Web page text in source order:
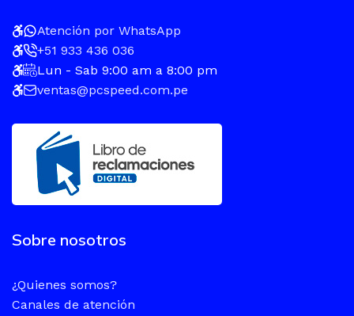
Atención por WhatsApp
+51 933 436 036
Lun - Sab 9:00 am a 8:00 pm
ventas@pcspeed.com.pe
Sobre nosotros
¿Quienes somos?
Canales de atención